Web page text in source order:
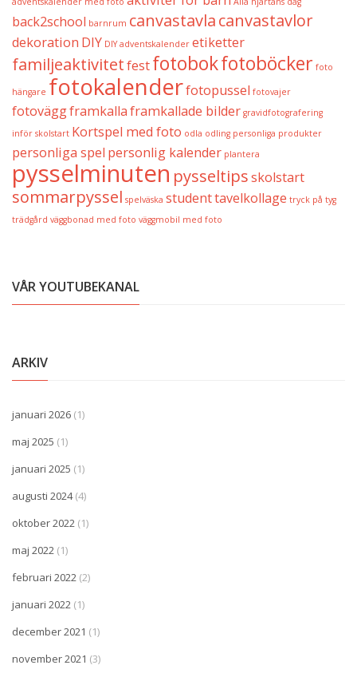
back2school barnrum canvastavlacanvastavlor
dekoration DIY DIY adventskalender etiketter
familjeaktivitetfestfotobokfotoböcker foto
hängare fotokalenderfotopussel fotovajer
fotoväggframkallaframkallade bilder gravidfotografering
inför skolstart Kortspel med foto odla odling personliga produkter
personliga spel personlig kalender plantera
pysselminuten pysseltipsskolstart
sommarpyssel spelväska studenttavelkollage tryck på tyg
trädgård väggbonad med foto väggmobil med foto
VÅR YOUTUBEKANAL
ARKIV
januari 2026 (1)
maj 2025 (1)
januari 2025 (1)
augusti 2024(4)
oktober 2022 (1)
maj 2022 (1)
februari 2022 (2)
januari 2022 (1)
december 2021 (1)
november 2021 (3)